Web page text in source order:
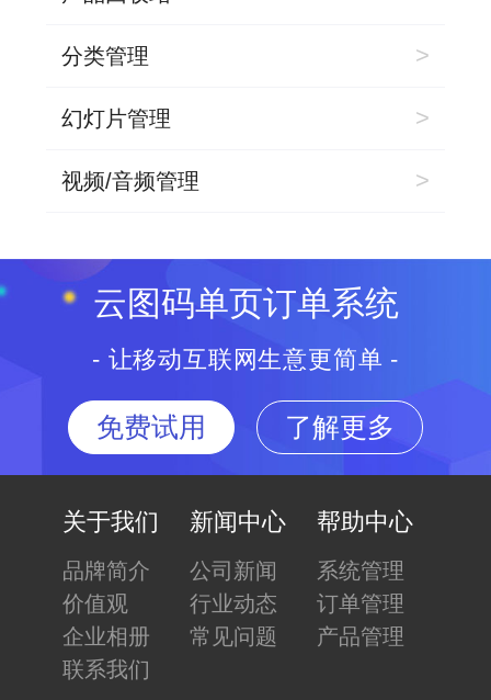
分类管理 >
幻灯片管理 >
视频/音频管理 >
云图码单页订单系统
- 让移动互联网生意更简单 -
免费试用 了解更多
关于我们
品牌简介
价值观
企业相册
联系我们
新闻中心
公司新闻
行业动态
常见问题
帮助中心
系统管理
订单管理
产品管理